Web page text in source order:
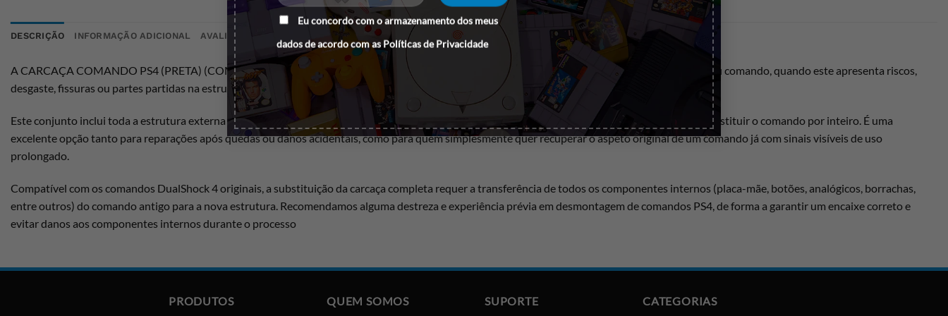
Eu concordo com o armazenamento dos meus
dados de acordo com as Políticas de Privacidade
DESCRIÇÃO INFORMAÇÃO ADICIONAL AVALIAÇÕES (0)
A CARCAÇA COMANDO PS4 (PRETA) (COMPLETA) DualShock 4 é uma peça de substituição pensada para renovar por completo o exterior do teu comando, quando este apresenta riscos,
desgaste, fissuras ou partes partidas na estrutura original.
Este conjunto inclui toda a estrutura externa do comando, permitindo uma renovação total do aspeto e da resistência física, sem necessidade de substituir o comando por inteiro. É uma
excelente opção tanto para reparações após quedas ou danos acidentais, como para quem simplesmente quer recuperar o aspeto original de um comando já com sinais visíveis de uso
prolongado.
Compatível com os comandos DualShock 4 originais, a substituição da carcaça completa requer a transferência de todos os componentes internos (placa-mãe, botões, analógicos, borrachas,
entre outros) do comando antigo para a nova estrutura. Recomendamos alguma destreza e experiência prévia em desmontagem de comandos PS4, de forma a garantir um encaixe correto e
evitar danos aos componentes internos durante o processo
PRODUTOS QUEM SOMOS SUPORTE CATEGORIAS